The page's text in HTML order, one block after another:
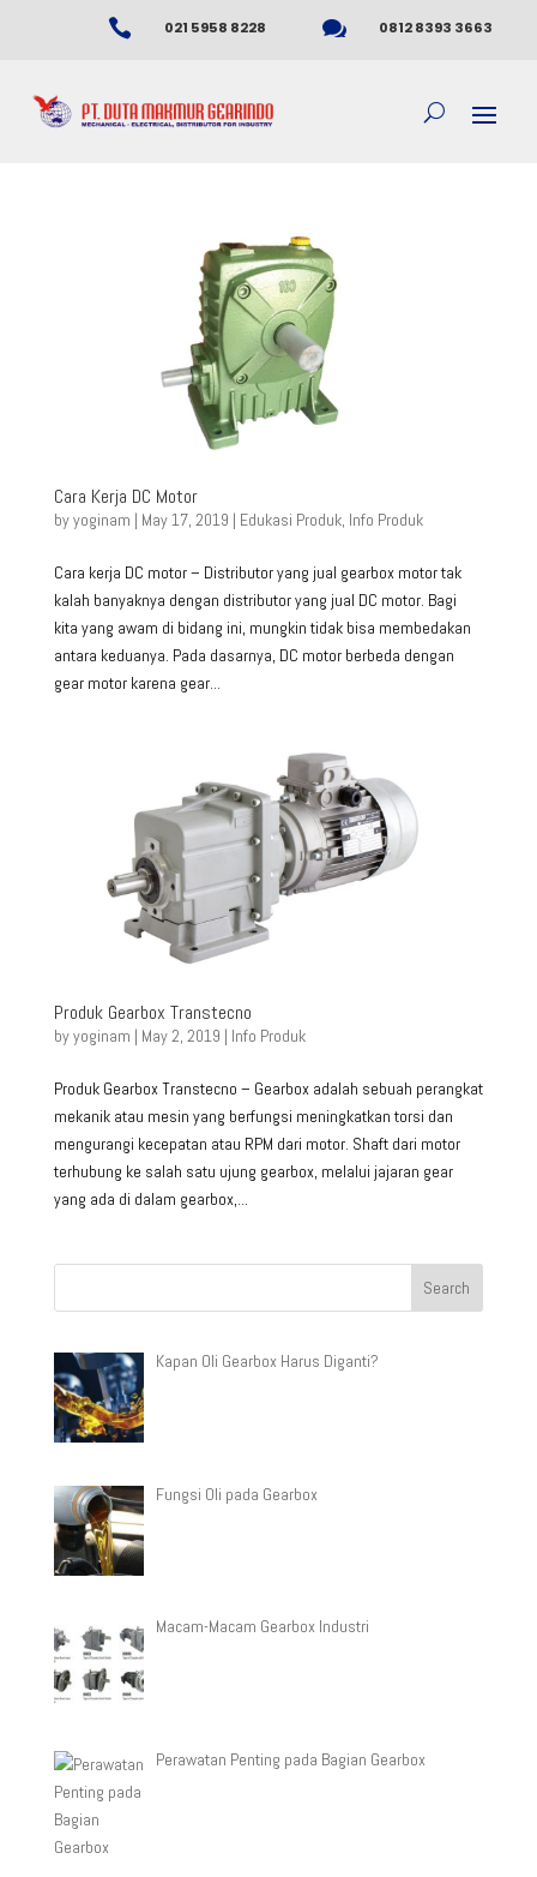
 021 5958 8228  0812 8393 3663
Cara Kerja DC Motor
byyoginam | May 17, 2019 | Edukasi Produk, Info Produk
Cara kerja DC motor – Distributor yang jual gearbox motor tak
kalah banyaknya dengan distributor yang jual DC motor. Bagi
kita yang awam di bidang ini, mungkin tidak bisa membedakan
antara keduanya. Pada dasarnya, DC motor berbeda dengan
gear motor karena gear...
Produk Gearbox Transtecno
byyoginam | May 2, 2019 | Info Produk
Produk Gearbox Transtecno – Gearbox adalah sebuah perangkat
mekanik atau mesin yang berfungsi meningkatkan torsi dan
mengurangi kecepatan atau RPM dari motor. Shaft dari motor
terhubung ke salah satu ujung gearbox, melalui jajaran gear
yang ada di dalam gearbox,...
Kapan Oli Gearbox Harus Diganti?
Fungsi Oli pada Gearbox
Macam-Macam Gearbox Industri
Perawatan Penting pada Bagian Gearbox